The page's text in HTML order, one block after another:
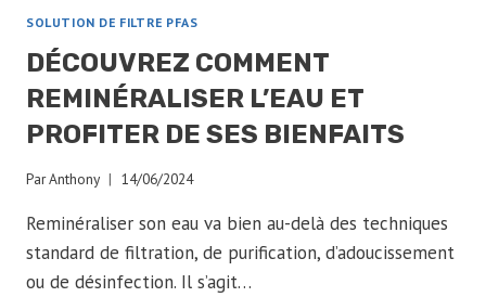
SOLUTION DE FILTRE PFAS
DÉCOUVREZ COMMENT
REMINÉRALISER L’EAU ET
PROFITER DE SES BIENFAITS
ParAnthony 14/06/2024
Reminéraliser son eau va bien au-delà des techniques
standard de filtration, de purification, d’adoucissement
ou de désinfection. Il s’agit…